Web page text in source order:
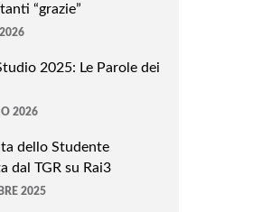
“grazie”
2025: Le Parole dei
2026
dello Studente
dal TGR su Rai3
2025